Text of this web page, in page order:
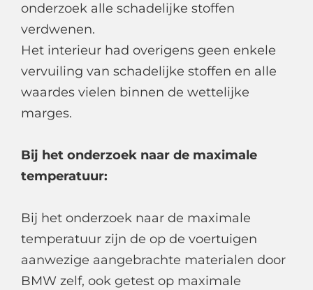
onderzoek alle schadelijke stoffen
verdwenen.
Het interieur had overigens geen enkele
vervuiling van schadelijke stoffen en alle
waardes vielen binnen de wettelijke
marges.
Bij het onderzoek naar de maximale
temperatuur:
Bij het onderzoek naar de maximale
temperatuur zijn de op de voertuigen
aanwezige aangebrachte materialen door
BMW zelf, ook getest op maximale